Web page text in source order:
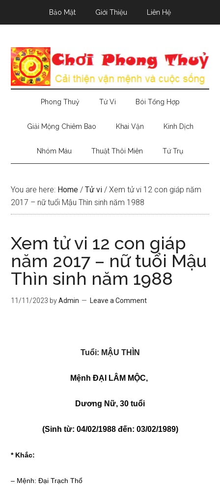
Bảo Mật Giới Thiệu Liên Hệ
Phong Thuỷ Tử Vi Bói Tổng Hợp
Giải Mộng Chiêm Bao Khai Vận Kinh Dịch
Nhóm Máu Thuật Thôi Miên Tứ Trụ
You are here: Home / Tử vi / Xem tử vi 12 con giáp năm
2017 – nữ tuổi Mậu Thìn sinh năm 1988
Xem tử vi 12 con giáp
năm 2017 – nữ tuổi Mậu
Thìn sinh năm 1988
11/11/2023 byAdmin Leave a Comment
Tuổi: MẬU THÌN
Mệnh ĐẠI LÂM MỘC,
Dương Nữ, 30 tuổi
(Sinh từ: 04/02/1988 đến: 03/02/1989)
* Khắc:
– Mệnh: Đại Trạch Thổ